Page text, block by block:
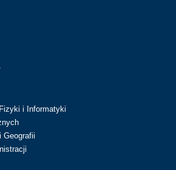
i Informatyki
Geografii